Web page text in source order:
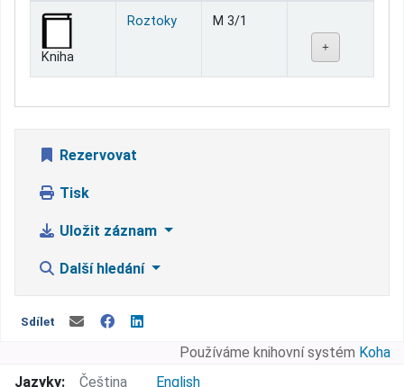
Jednotky
Kniha
Roztoky M 3/1
Rezervovat
Tisk
Uložit záznam
Další hledání
Sdílet
Používáme knihovní systém Koha
Jazyky:
Čeština English